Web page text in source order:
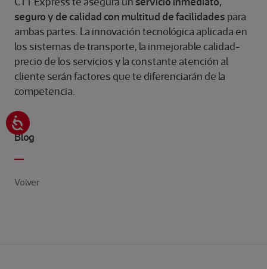
seguro y de calidad con multitud de facilidades para
ambas partes. La innovación tecnológica aplicada en
los sistemas de transporte, la inmejorable calidad-
precio de los servicios y la constante atención al
cliente serán factores que te diferenciarán de la
competencia.
Blog
Volver